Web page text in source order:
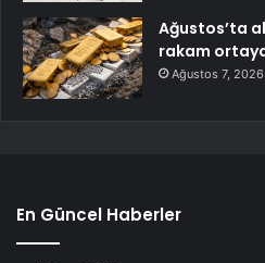
Ağustos’ta
rakam ortaya
Ağustos 7, 2026
En Güncel Haberler